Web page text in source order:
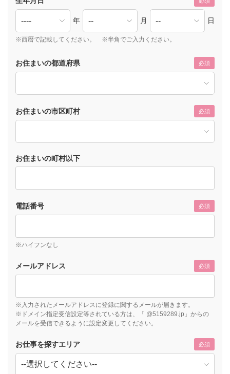
年 月 日
※西暦で記載してください。 ※半角でご入力ください。
お住まいの都道府県 必須
お住まいの市区町村 必須
お住まいの町村以下
電話番号 必須
※ハイフンなし
メールアドレス 必須
※入力されたメールアドレスに登録に関するメールが届きます。
※ドメイン指定受信設定等されている方は、「 @5159289.jp」からの
メールを受信できるように設定変更してください。
お仕事を探すエリア 必須